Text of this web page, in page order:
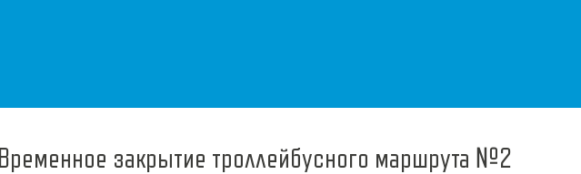
Временное закрытие троллейбусного маршрута №2